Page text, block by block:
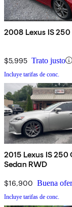
2008 Lexus IS 250
$5,995 Trato justo
Incluye tarifas de conc.
2015 Lexus IS 250
Sedan RWD
$16,900 Buena
Incluye tarifas de conc.